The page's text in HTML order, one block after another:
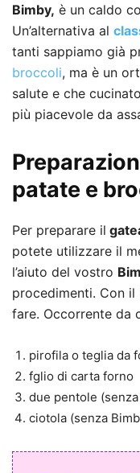
Bimby, è un caldo
Un’alternativa al
tanti sappiamo già
broccoli, ma è un
salute e che
più piacevole da
patate e
Per preparare il
potete utilizzare il
l’aiuto del vostro
procedimenti. Con il
fare. Occorrente da
pirofila o teglia da
fglio di carta forno
due pentole
ciotola (senza